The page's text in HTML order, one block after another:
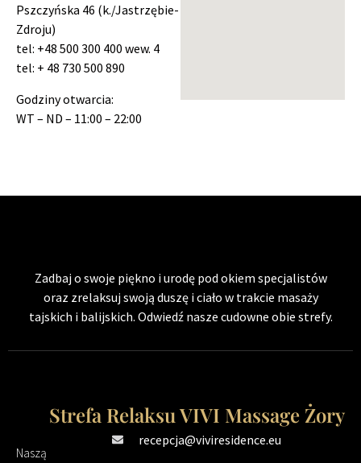
Pszczyńska 46 (k./Jastrzębie-
Zdroju)
tel: +48 500 300 400 wew. 4
tel: + 48 730 500 890
Godziny otwarcia:
WT – ND – 11:00 – 22:00
Zadbaj o swoje piękno i urodę pod okiem specjalistów
oraz zrelaksuj swoją duszę i ciało w trakcie masaży
tajskich i balijskich. Odwiedź nasze cudowne obie strefy.
Naszą
Strefa Relaksu VIVI Massage Żory
recepcja@viviresidence.eu